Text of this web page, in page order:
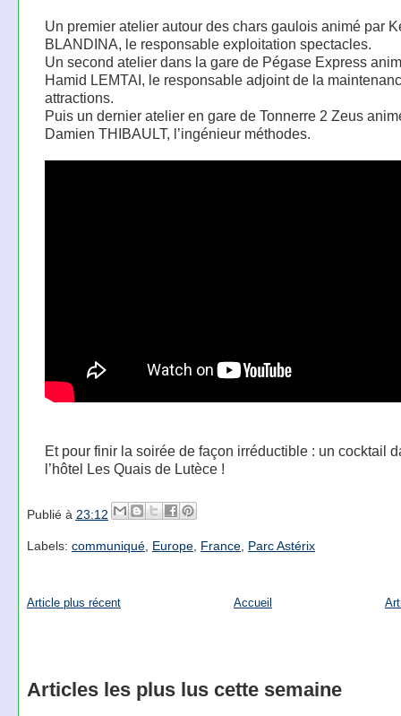
Un premier atelier autour des chars gaulois animé par
BLANDINA, le responsable exploitation spectacles.
Un second atelier dans la gare de Pégase Express
Hamid LEMTAI, le responsable adjoint de la
attractions.
Puis un dernier atelier en gare de Tonnerre 2 Zeus
Damien THIBAULT, l’ingénieur méthodes.
Et pour finir la soirée de façon irréductible : un cocktail
l’hôtel Les Quais de Lutèce !
Publié à 23:12
Labels: communiqué, Europe, France, Parc Astérix
Article plus récent Accueil
Articles les plus lus cette semaine